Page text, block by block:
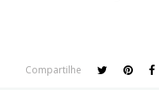
Compartilhe